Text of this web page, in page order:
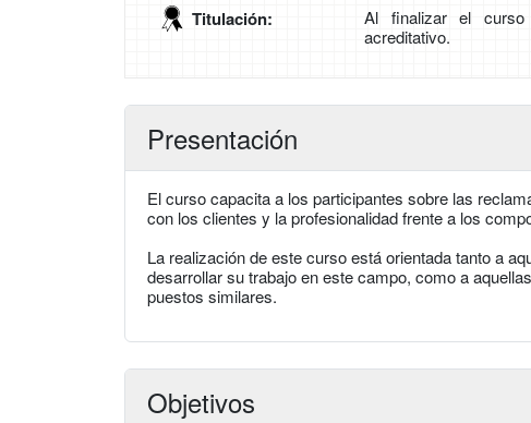
Titulación:
Al finalizar el curso
acreditativo.
Presentación
El curso capacita a los participantes sobre las
con los clientes y la profesionalidad frente a los
La realización de este curso está orientada tanto a
desarrollar su trabajo en este campo, como a
puestos similares.
Objetivos